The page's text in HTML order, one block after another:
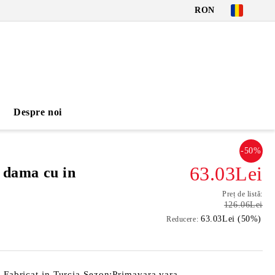
RON
Despre noi
cu in
-50%
63.03Lei
Preț de listă:
126.06Lei
Reducere: 63.03Lei (50%)